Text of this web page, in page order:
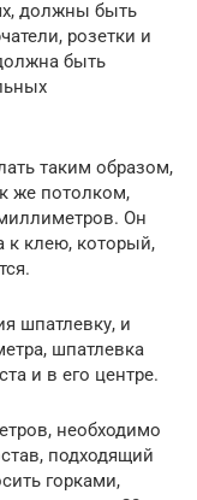
должны быть
розетки и
быть
таким образом,
же потолком,
Он
к клею, который,
шпатлевку, и
шпатлевка
и в его центре.
необходимо
подходящий
горками,